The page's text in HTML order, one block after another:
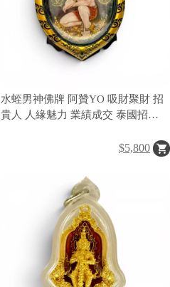
水蛭男神佛牌 阿贊YO 吸財聚財 招
貴人 人緣魅力 業績成交 泰國招財
$5,800